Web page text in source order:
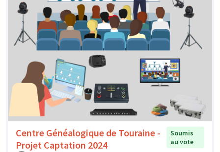
Centre Généalogique de Touraine -
Projet Captation 2024
Soumis
au vote